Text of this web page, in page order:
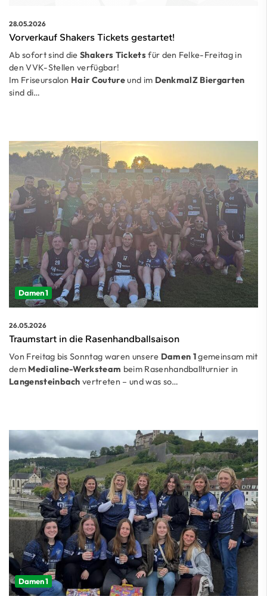
28.05.2026
Vorverkauf Shakers Tickets gestartet!
Ab sofort sind dieShakers Tickets für den Felke-Freitag in
den VVK-Stellen verfügbar!
Im Friseursalon Hair Coutureund im DenkmalZ Biergarten
sind di…
Damen 1
26.05.2026
Traumstart in die Rasenhandballsaison
Von Freitag bis Sonntag waren unsere Damen 1gemeinsam mit
dem Medialine-Werksteam beim Rasenhandballturnier in
Langensteinbach vertreten – und was so…
Damen 1